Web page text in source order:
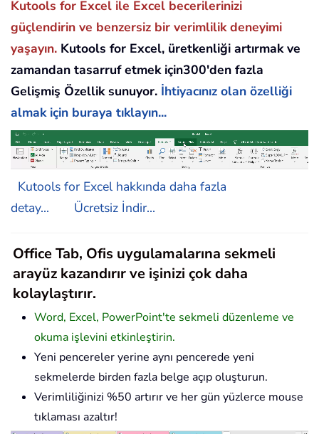
Kutools for Excel ile Excel becerilerinizi
güçlendirin ve benzersiz bir verimlilik deneyimi
yaşayın. Kutools for Excel, üretkenliği artırmak ve
zamandan tasarruf etmek için300'den fazla
Gelişmiş Özellik sunuyor. İhtiyacınız olan özelliği
almak için buraya tıklayın...
Kutools for Excel hakkında daha fazla
detay...
Ücretsiz İndir...
Office Tab, Ofis uygulamalarına sekmeli
arayüz kazandırır ve işinizi çok daha
kolaylaştırır.
Word, Excel, PowerPoint'te sekmeli düzenleme ve
okuma işlevini etkinleştirin.
Yeni pencereler yerine aynı pencerede yeni
sekmelerde birden fazla belge açıp oluşturun.
Verimliliğinizi %50 artırır ve her gün yüzlerce mouse
tıklaması azaltır!